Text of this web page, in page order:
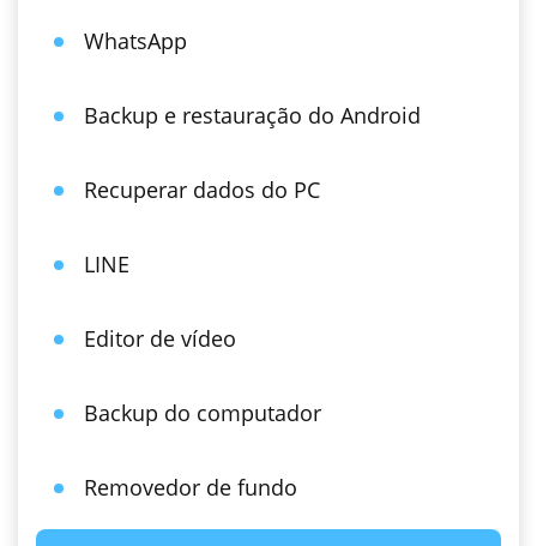
WhatsApp
Backup e restauração do Android
Recuperar dados do PC
LINE
Editor de vídeo
Backup do computador
Removedor de fundo